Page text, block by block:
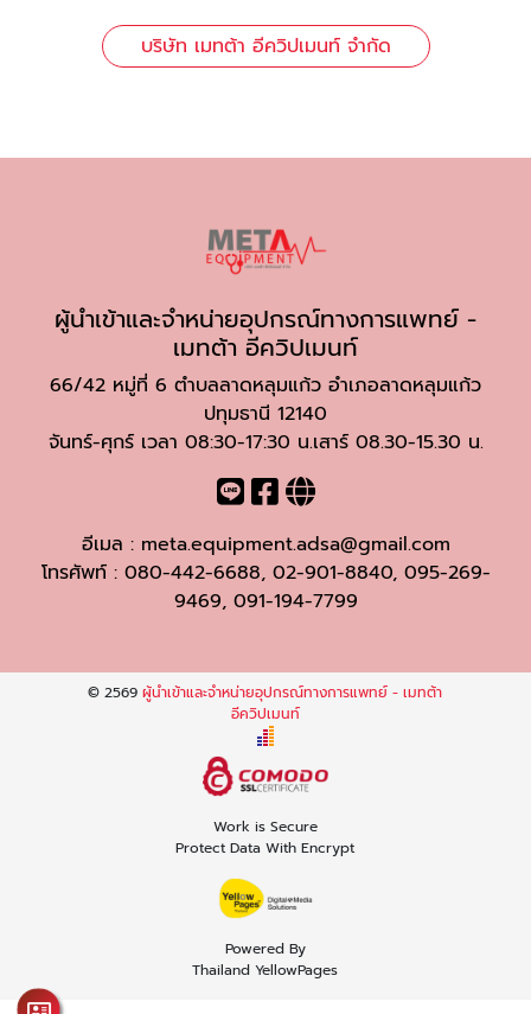
บริษัท เมทต้า อีควิปเมนท์ จำกัด
ผู้นำเข้าและจำหน่ายอุปกรณ์ทางการแพทย์ -
เมทต้า อีควิปเมนท์
66/42 หมู่ที่ 6 ตำบลลาดหลุมแก้ว อำเภอลาดหลุมแก้ว
ปทุมธานี 12140
จันทร์-ศุกร์ เวลา 08:30-17:30 น.เสาร์ 08.30-15.30 น.
อีเมล : meta.equipment.adsa@gmail.com
โทรศัพท์ : 080-442-6688, 02-901-8840, 095-269-
9469, 091-194-7799
© 2569ผู้นำเข้าและจำหน่ายอุปกรณ์ทางการแพทย์ - เมทต้า
อีควิปเมนท์
Work is Secure
Protect Data With Encrypt
Powered By
Thailand YellowPages